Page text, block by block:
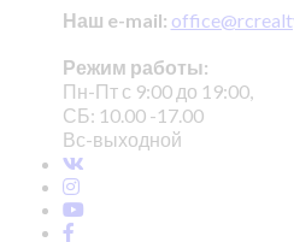
Наш e-mail:
Режим работы:
Пн-Пт с 9:00 до 19:00,
СБ: 10.00 -17.00
Вс-выходной